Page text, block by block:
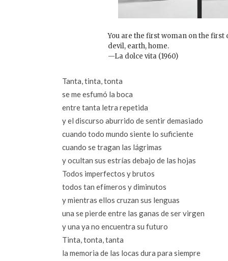
You are the first woman on the first
devil, earth, home.
—La dolce vita (1960)
Tanta, tinta, tonta
se me esfumó la boca
entre tanta letra repetida
y el discurso aburrido de sentir demasiado
cuando todo mundo siente lo suficiente
cuando se tragan las lágrimas
y ocultan sus estrías debajo de las hojas
Todos imperfectos y brutos
todos tan efímeros y diminutos
y mientras ellos cruzan sus lenguas
una se pierde entre las ganas de ser virgen
y una ya no encuentra su futuro
Tinta, tonta, tanta
la memoria de las locas dura para siempre